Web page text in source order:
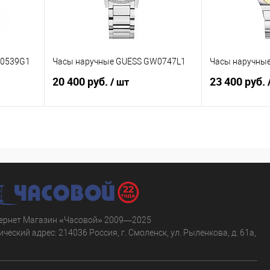
Часы наручные GUESS GW0747L1
20 400 руб. / шт
Купить в 1 клик
К сравнению
В избранное
Часы
23 400 руб.
Купить в 1
Магазин «Часовой» 2009—2025
адрес: 214036 Россия, г. Смоленск, ул. Рыленкова, д. 61а,